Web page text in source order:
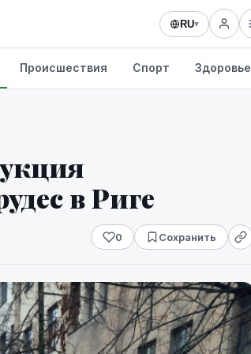
RU▾
Происшествия Спорт Здоровье
в Риге
0 Сохранить